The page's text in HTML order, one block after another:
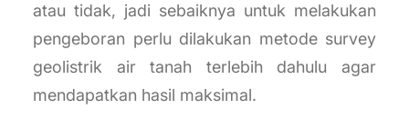
atau tidak, jadi sebaiknya untuk melakukan
pengeboran perlu dilakukan metode survey
geolistrik air tanah terlebih dahulu agar
mendapatkan hasil maksimal.